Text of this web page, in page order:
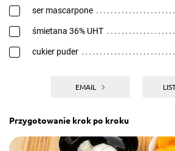
ser mascarpone
śmietana 36% UHT
cukier puder
EMAIL
Przygotowanie krok po kroku